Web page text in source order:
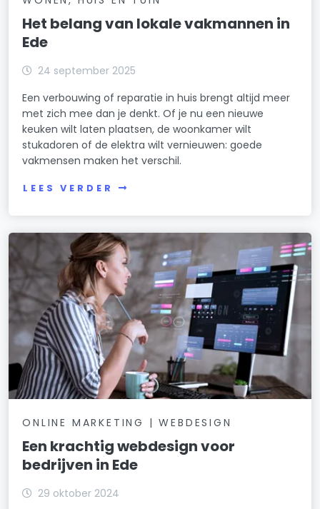
Het belang van lokale vakmannen in
Ede
24 september 2025
Een verbouwing of reparatie in huis brengt altijd meer
met zich mee dan je denkt. Of je nu een nieuwe
keuken wilt laten plaatsen, de woonkamer wilt
stukadoren of de elektra wilt vernieuwen: goede
vakmensen maken het verschil.
LEES VERDER
ONLINE MARKETING | WEBDESIGN
Een krachtig webdesign voor
bedrijven in Ede
29 oktober 2024